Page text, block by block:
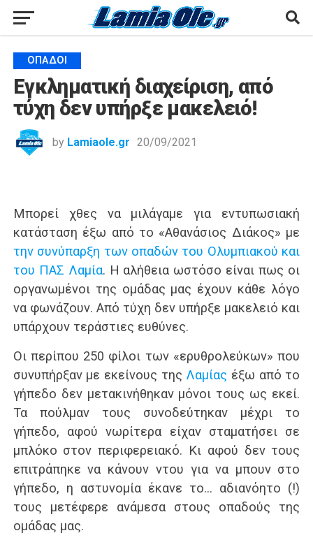
ΟΠΑΔΟΊ
Εγκληματική διαχείριση, από
τύχη δεν υπήρξε μακελειό!
by Lamiaole.gr 20/09/2021
Μπορεί χθες να μιλάγαμε για εντυπωσιακή
κατάσταση έξω από το «Αθανάσιος Διάκος» με
την συνύπαρξη των οπαδών του Ολυμπιακού και
του ΠΑΣ Λαμία. Η αλήθεια ωστόσο είναι πως οι
οργανωμένοι της ομάδας μας έχουν κάθε λόγο
να φωνάζουν. Από τύχη δεν υπήρξε μακελειό και
υπάρχουν τεράστιες ευθύνες.
Οι περίπου 250 φίλοι των «ερυθρολεύκων» που
συνυπήρξαν με εκείνους της Λαμίας έξω από το
γήπεδο δεν μετακινήθηκαν μόνοι τους ως εκεί.
Τα πούλμαν τους συνοδεύτηκαν μέχρι το
γήπεδο, αφού νωρίτερα είχαν σταματήσει σε
μπλόκο στον περιφερειακό. Κι αφού δεν τους
επιτράπηκε να κάνουν ντου για να μπουν στο
γήπεδο, η αστυνομία έκανε το… αδιανόητο (!)
τους μετέφερε ανάμεσα στους οπαδούς της
ομάδας μας.